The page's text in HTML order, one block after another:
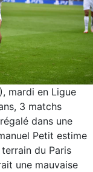
mardi en Ligue
3 matchs
dans une
Petit estime
du Paris
une mauvaise